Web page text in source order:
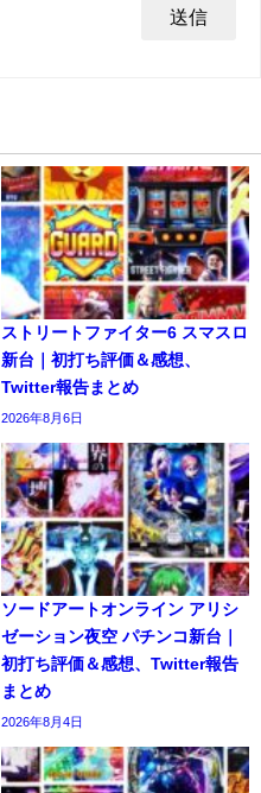
ストリートファイター6 スマスロ
新台｜初打ち評価＆感想、
Twitter報告まとめ
2026年8月6日
ソードアートオンライン アリシ
ゼーション夜空 パチンコ新台｜
初打ち評価＆感想、Twitter報告
まとめ
2026年8月4日